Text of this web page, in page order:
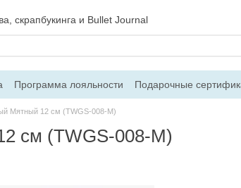
скрапбукинга и Bullet Journal
Программа лояльности Подарочные
и возврат Блог Контакты О магазине
Мятный 12 см (TWGS-008-M)
см (TWGS-008-M)